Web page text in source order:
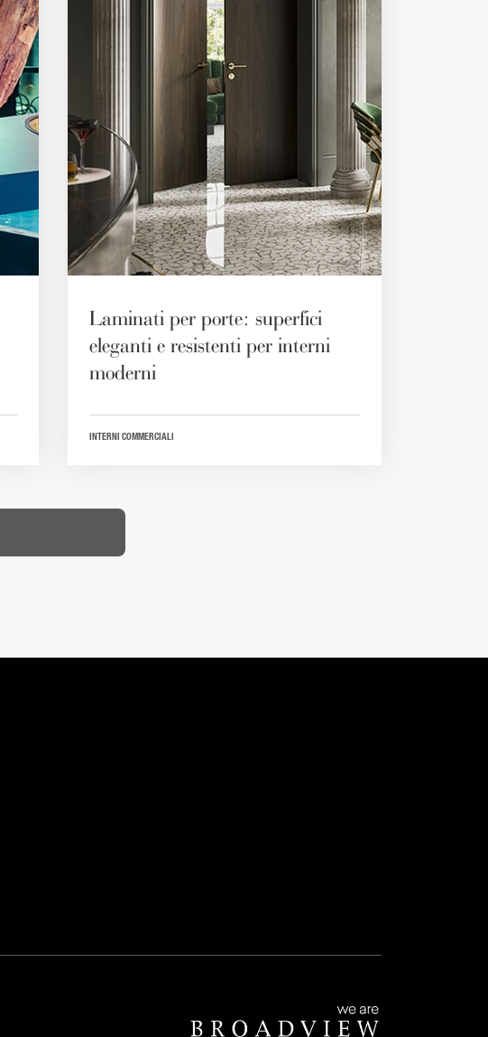
Laminati per porte: superfici
eleganti e resistenti per interni
moderni
INTERNI COMMERCIALI